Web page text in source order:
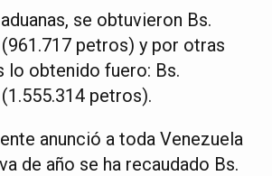
se obtuvieron Bs.
petros) y por otras
lo obtenido fuero: Bs.
petros).
anunció a toda Venezuela
de año se ha recaudado Bs.